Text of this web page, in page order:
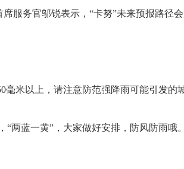
席服务官邬锐表示，“卡努”未来预报路径
毫米以上，请注意防范强降雨可能引发的
两蓝一黄”，大家做好安排，防风防雨哦。